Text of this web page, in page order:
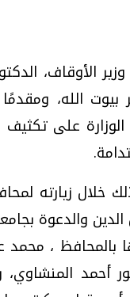
الأوقاف،
بيوت الله،
على تكثيف
خلال زيارته
والدعوة
بالمحافظ ،
أحمد
تحقيقات وحوارات
لماذا تحدث وكيف